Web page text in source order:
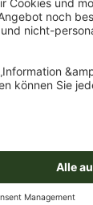
von uns
der
Coated (z.B.
(Pantone
die in